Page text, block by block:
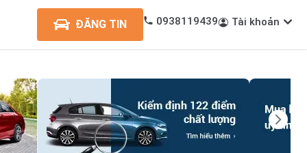
ĐĂNG TIN 0938119439 Tài khoản